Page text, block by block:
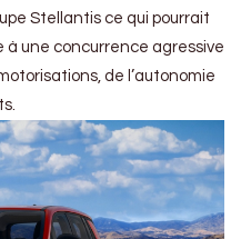
Stellantis ce qui pourrait
une concurrence agressive
de l’autonomie